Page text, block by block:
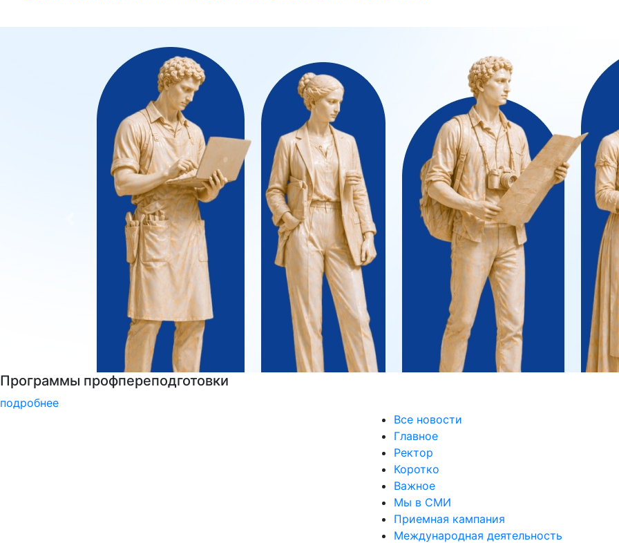
Подготовка к вступительным испытаниям
подробнее
Все новости
Главное
Ректор
Коротко
Важное
Мы в СМИ
Приемная кампания
Международная деятельность